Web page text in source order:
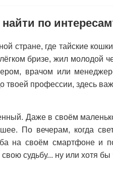
по
стране, где тайские
бризе, жил молодой
врачом или
твоей профессии, здесь
Даже в своём
По вечерам, когда
на своём смартфоне и
судьбу... ну или хотя